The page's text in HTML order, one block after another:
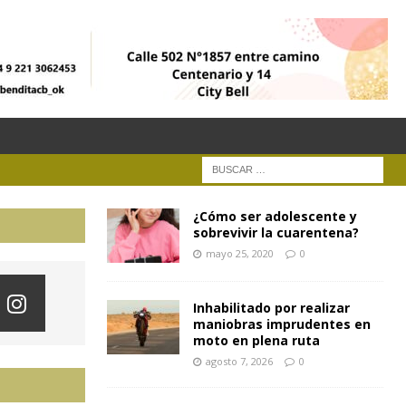
¿Cómo ser adolescente y
sobrevivir la cuarentena?
mayo 25, 2020 0
Inhabilitado por realizar
maniobras imprudentes en
moto en plena ruta
agosto 7, 2026 0